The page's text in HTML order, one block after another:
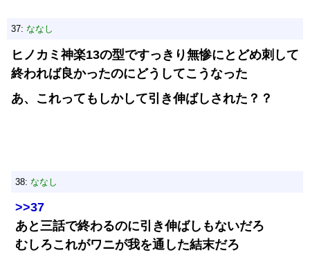
37: ななし
ヒノカミ神楽13の型ですっきり無惨にとどめ刺して
終われば良かったのにどうしてこうなった
あ、これってもしかして引き伸ばしされた？？
38: ななし
>>37
あと三話で終わるのに引き伸ばしもないだろ
むしろこれがワニが我を通した結末だろ